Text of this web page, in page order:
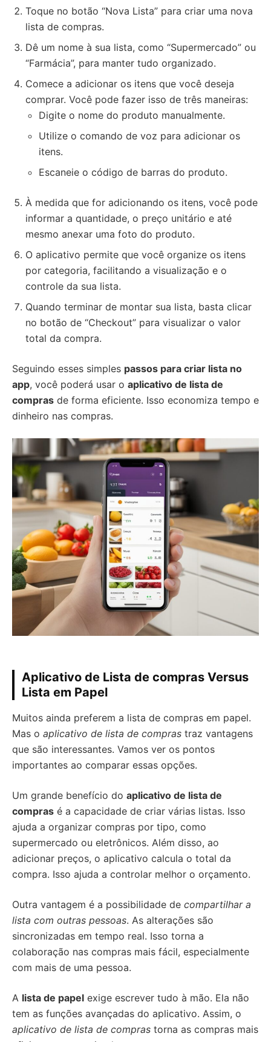
Toque no botão “Nova Lista” para criar uma nova
lista de compras.
Dê um nome à sua lista, como “Supermercado” ou
“Farmácia”, para manter tudo organizado.
Comece a adicionar os itens que você deseja
comprar. Você pode fazer isso de três maneiras:
Digite o nome do produto manualmente.
Utilize o comando de voz para adicionar os
itens.
Escaneie o código de barras do produto.
À medida que for adicionando os itens, você pode
informar a quantidade, o preço unitário e até
mesmo anexar uma foto do produto.
O aplicativo permite que você organize os itens
por categoria, facilitando a visualização e o
controle da sua lista.
Quando terminar de montar sua lista, basta clicar
no botão de “Checkout” para visualizar o valor
total da compra.
Seguindo esses simples passos para criar lista no
app, você poderá usar o aplicativo de lista de
compras de forma eficiente. Isso economiza tempo e
dinheiro nas compras.
Aplicativo de Lista de compras Versus
Lista em Papel
Muitos ainda preferem a lista de compras em papel.
Mas o aplicativo de lista de compras traz vantagens
que são interessantes. Vamos ver os pontos
importantes ao comparar essas opções.
Um grande benefício do aplicativo de lista de
compras é a capacidade de criar várias listas. Isso
ajuda a organizar compras por tipo, como
supermercado ou eletrônicos. Além disso, ao
adicionar preços, o aplicativo calcula o total da
compra. Isso ajuda a controlar melhor o orçamento.
Outra vantagem é a possibilidade de compartilhar a
lista com outras pessoas. As alterações são
sincronizadas em tempo real. Isso torna a
colaboração nas compras mais fácil, especialmente
com mais de uma pessoa.
A lista de papel exige escrever tudo à mão. Ela não
tem as funções avançadas do aplicativo. Assim, o
aplicativo de lista de compras torna as compras mais